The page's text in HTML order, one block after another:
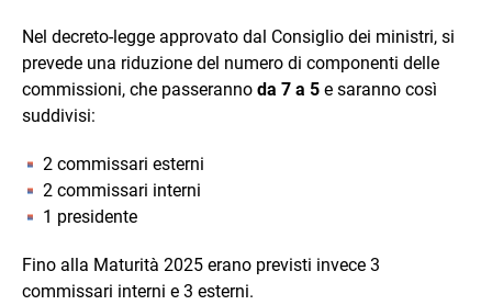
Nel decreto-legge approvato dal Consiglio dei ministri, si
prevede una riduzione del numero di componenti delle
commissioni, che passeranno da 7 a 5 e saranno così
suddivisi:
2 commissari esterni
2 commissari interni
1 presidente
Fino alla Maturità 2025 erano previsti invece 3
commissari interni e 3 esterni.